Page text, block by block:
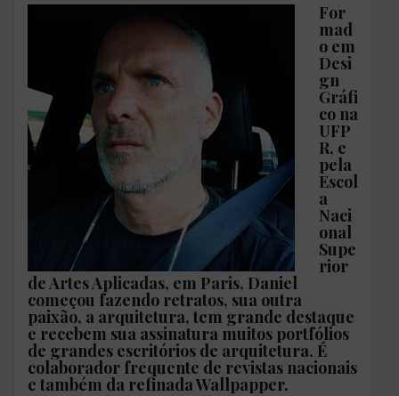
For
mad
o em
Desi
gn
Gráfi
co na
UFP
R, e
pela
Escol
a
Naci
onal
Supe
rior
de Artes Aplicadas, em Paris, Daniel
começou fazendo retratos, sua outra
paixão, a arquitetura, tem grande destaque
e recebem sua assinatura muitos portfólios
de grandes escritórios de arquitetura. É
colaborador frequente de revistas nacionais
e também da refinada Wallpapper.